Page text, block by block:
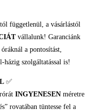
függetlenül, a vásárlástól
vállalunk! Garanciánk
a pontosítást,
házig szolgáltatással is!
✅
INGYENESEN méretre
rovatában tüntesse fel a